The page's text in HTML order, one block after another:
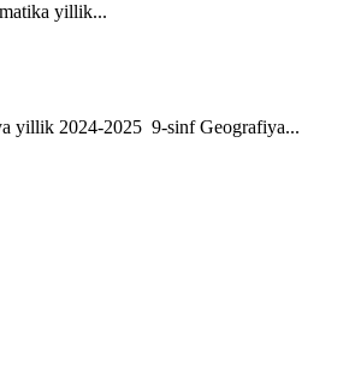
yillik...
yillik 2024-2025 9-sinf Geografiya...